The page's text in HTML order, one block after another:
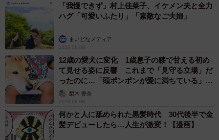
「我慢できず」村上佳菜子、イケメン夫と全力
ハグ「可愛いふたり」「素敵なご夫婦」
まいどなメディア
2026.08.08
12歳の愛犬に変化 1歳息子の膝で甘える初め
て見せる姿に反響 これまで「見守る立場」だ
ったのに…「頭ポンポンが愛に満ちている」
「尊…」
梨木 香奈
2026.08.08
何かと人に舐められた黒髪時代 30代後半で金
髪デビューしたら…人生が激変！【漫画】